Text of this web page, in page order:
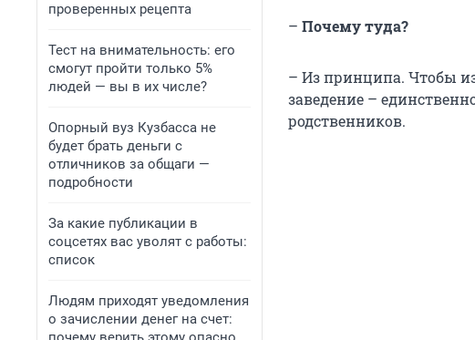
проверенных рецепта
Тест на внимательность: его
смогут пройти только 5%
людей — вы в их числе?
Опорный вуз Кузбасса не
будет брать деньги с
отличников за общаги —
подробности
За какие публикации в
соцсетях вас уволят с работы:
список
Людям приходят уведомления
о зачислении денег на счет:
– Почему туда?
– Из принципа. Чтобы
заведение –
родственников.